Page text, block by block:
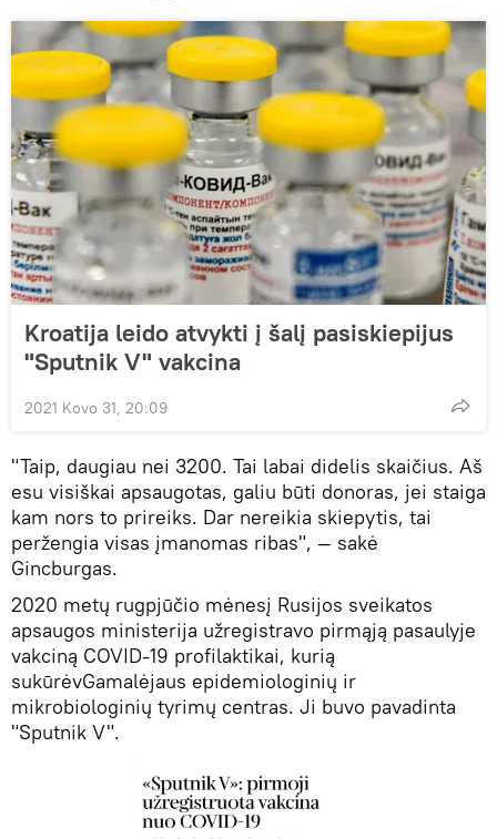
Kroatija leido atvykti į šalį pasiskiepijus
"Sputnik V" vakcina
2021 Kovo 31, 20:09
"Taip, daugiau nei 3200. Tai labai didelis skaičius. Aš
esu visiškai apsaugotas, galiu būti donoras, jei staiga
kam nors to prireiks. Dar nereikia skiepytis, tai
peržengia visas įmanomas ribas", — sakė
Gincburgas.
2020 metų rugpjūčio mėnesį Rusijos sveikatos
apsaugos ministerija užregistravo pirmąją pasaulyje
vakciną COVID-19 profilaktikai, kurią
sukūrėvGamalėjaus epidemiologinių ir
mikrobiologinių tyrimų centras. Ji buvo pavadinta
"Sputnik V".